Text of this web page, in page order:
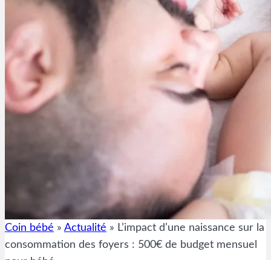
Coin bébé » Actualité » L’impact d’une naissance sur la
consommation des foyers : 500€ de budget mensuel